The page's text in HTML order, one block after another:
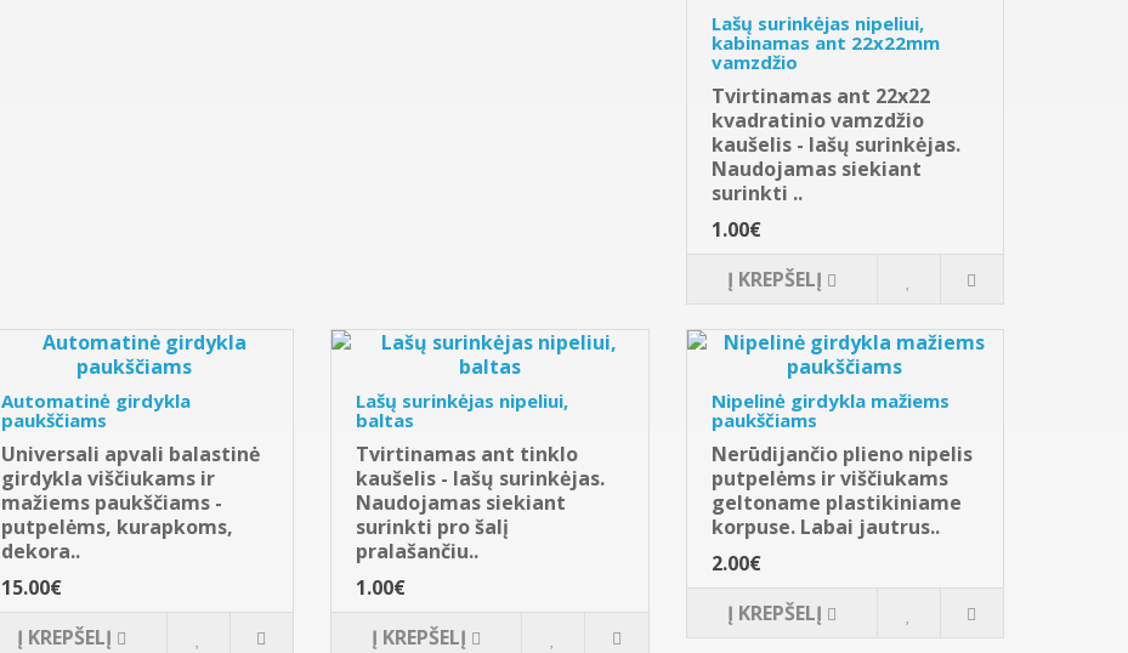
Lašų surinkėjas nipeliui,
kabinamas ant 22x22mm
vamzdžio
Tvirtinamas ant 22x22
kvadratinio vamzdžio
kaušelis - lašų surinkėjas.
Naudojamas siekiant
surinkti ..
1.00€
Į KREPŠELĮ
Automatinė girdykla
paukščiams
Universali apvali balastinė
girdykla viščiukams ir
mažiems paukščiams -
putpelėms, kurapkoms,
dekora..
15.00€
Į KREPŠELĮ
Lašų surinkėjas nipeliui,
baltas
Tvirtinamas ant tinklo
kaušelis - lašų surinkėjas.
Naudojamas siekiant
surinkti pro šalį
pralašančiu..
1.00€
Į KREPŠELĮ
Nipelinė girdykla mažiems
paukščiams
Nerūdijančio plieno nipelis
putpelėms ir viščiukams
geltoname plastikiniame
korpuse. Labai jautrus..
2.00€
Į KREPŠELĮ